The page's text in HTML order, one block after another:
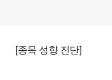
[종목 성향 진단]